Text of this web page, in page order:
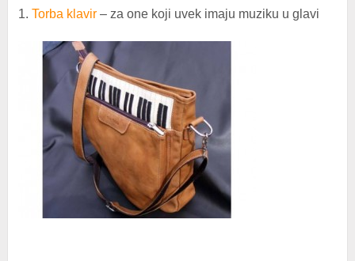
1. Torba klavir– za one koji uvek imaju muziku u glavi